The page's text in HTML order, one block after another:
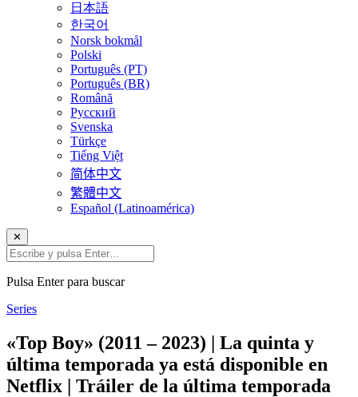
日本語
한국어
Norsk bokmål
Polski
Português (PT)
Português (BR)
Română
Русский
Svenska
Türkçe
Tiếng Việt
简体中文
繁體中文
Español (Latinoamérica)
✕
Pulsa Enter para buscar
Series
«Top Boy» (2011 – 2023) | La quinta y
última temporada ya está disponible en
Netflix | Tráiler de la última temporada